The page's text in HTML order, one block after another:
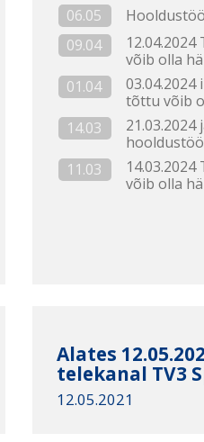
06.05
09.04
võib olla
01.04
tõttu võib
14.03
11.03
võib olla
Alates
telekanal TV3
12.05.2021